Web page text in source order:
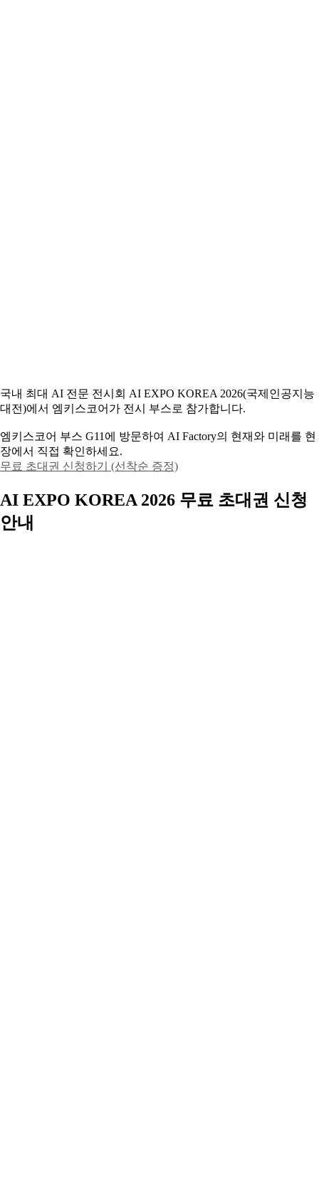
국내 최대 AI 전문 전시회 AI EXPO KOREA 2026(국제인공지능
대전)에서 엠키스코어가 전시 부스로 참가합니다.
엠키스코어 부스 G11에 방문하여 AI Factory의 현재와 미래를 현
장에서 직접 확인하세요.
무료 초대권 신청하기 (선착순 증정)
AI EXPO KOREA 2026 무료 초대권 신청
안내